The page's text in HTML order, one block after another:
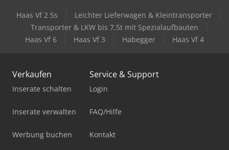
Haas Vf 2 Ss
Leichter Lieferwagen & Kleintransporter
Transporter & LKW bis 7,5t mit Spezialaufbauten
Haas Vf 6
Haas Vf 3 Habegger Haas Vf 4
Verkaufen
Inserate schalten
Inserate verwalten
Werbung buchen
Service & Support
Login
FAQ/Hilfe
Kontakt